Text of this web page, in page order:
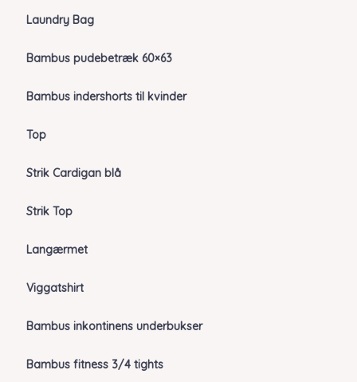
Laundry Bag
Bambus pudebetræk 60×63
Bambus indershorts til kvinder
Top
Strik Cardigan blå
Strik Top
Langærmet
Viggatshirt
Bambus inkontinens underbukser
Bambus fitness 3/4 tights